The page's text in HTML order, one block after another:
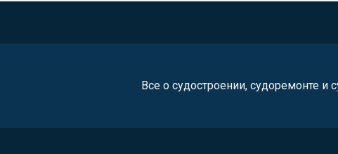
Все о судостроении, судоремонте и